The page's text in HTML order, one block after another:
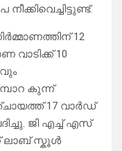
12
വാടിക്ക്‌ 10
കുന്ന്
17 വാർഡ്‌
ജി എച്ച്‌ എസ്‌
ലാബ്‌ സ്കൂള്‍